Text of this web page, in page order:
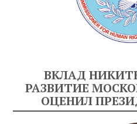
ВКЛАД
РАЗВИТИЕ
ОЦЕНИЛ